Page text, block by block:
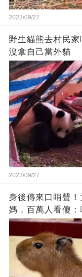
2023/09/27
野生貓熊去村民
沒拿自己當外貓
2023/09/27
身後傳來口哨聲
媽，百萬人看傻